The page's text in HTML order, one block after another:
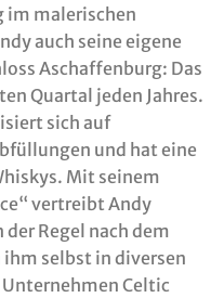
im malerischen
auch seine eigene
Aschaffenburg: Das
Quartal jeden Jahres.
sich auf
und hat eine
Mit seinem
vertreibt Andy
Regel nach dem
selbst in diversen
Unternehmen Celtic